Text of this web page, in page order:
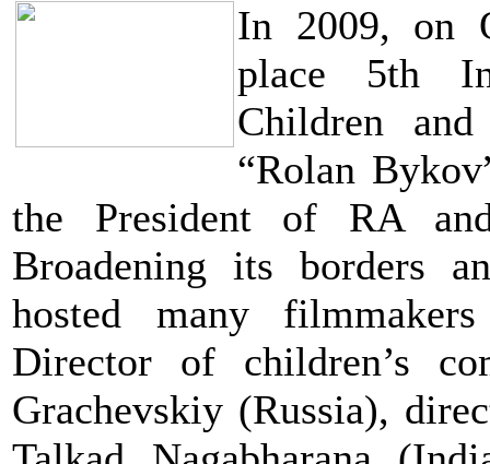
In 2009, on
place 5th
Children
“Rolan
the President of RA
Broadening its borders
hosted many
Director of children’s
Grachevskiy (Russia),